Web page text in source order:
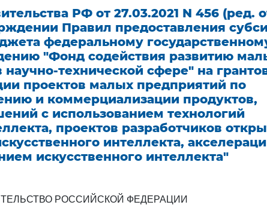
РФ от 27.03.2021 N 456 (ред.
Правил предоставления
федеральному
"Фонд содействия развитию
технической сфере" на
проектов малых предприятий по
и коммерциализации продуктов,
с использованием технологий
проектов разработчиков
интеллекта,
искусственного интеллекта"
РОССИЙСКОЙ ФЕДЕРАЦИИ